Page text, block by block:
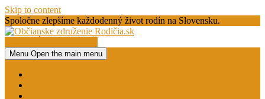
Skip to content
Spoločne zlepšíme každodenný život rodín na Slovensku.
Občianske združenie Rodičia.sk
Menu Open the main menu